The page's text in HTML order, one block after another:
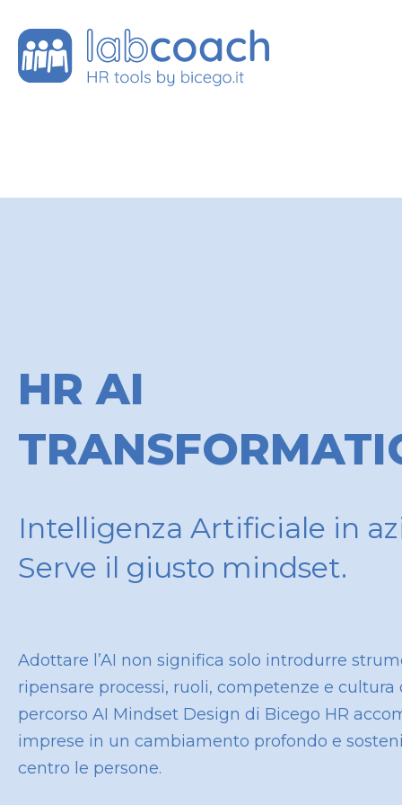
HR AI
Intelligenza Artificiale in
Serve il giusto mindset.
Adottare l’AI non significa solo introdurre
ripensare processi, ruoli, competenze e cultura
percorso AI Mindset Design di Bicego HR
imprese in un cambiamento profondo e
centro le persone.